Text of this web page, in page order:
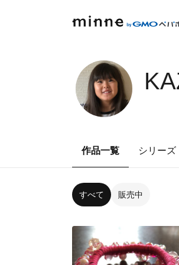
作品一覧 シリーズ
すべて 販売中